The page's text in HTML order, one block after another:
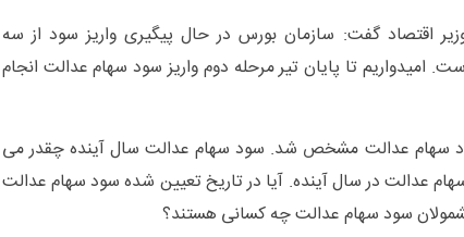
اقتصاد گفت: سازمان بورس در حال پیگیری واریز سود از سه
امیدواریم تا پایان تیر مرحله دوم واریز سود سهام عدالت انجام
سهام عدالت مشخص شد. سود سهام عدالت سال آینده چقدر می
عدالت در سال آینده. آیا در تاریخ تعیین شده سود سهام عدالت
سود سهام عدالت چه کسانی هستند؟